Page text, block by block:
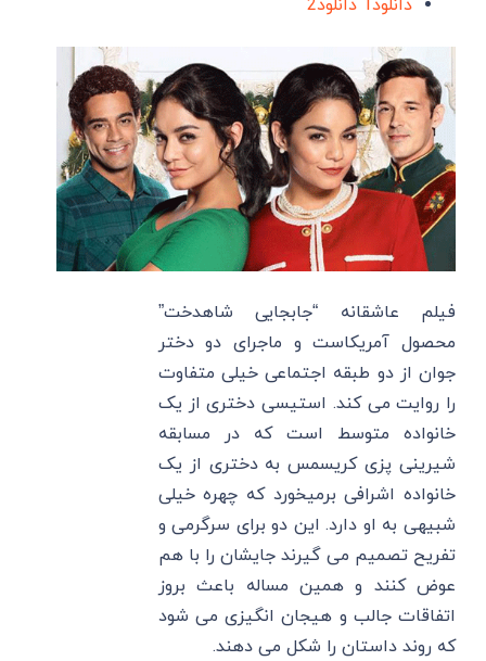
دانلود1
دانلود2
فیلم عاشقانه “جابجایی شاهدخت”
محصول آمریکاست و ماجرای دو دختر
جوان از دو طبقه اجتماعی خیلی متفاوت
را روایت می کند. استیسی دختری از یک
خانواده متوسط است که در مسابقه
شیرینی پزی کریسمس به دختری از یک
خانواده اشرافی برمیخورد که چهره خیلی
شبیهی به او دارد. این دو برای سرگرمی و
تفریح تصمیم می گیرند جایشان را با هم
عوض کنند و همین مساله باعث بروز
اتفاقات جالب و هیجان انگیزی می شود
که روند داستان را شکل می دهند.